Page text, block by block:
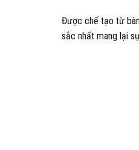
Được chế tạo từ
sắc nhất mang lại